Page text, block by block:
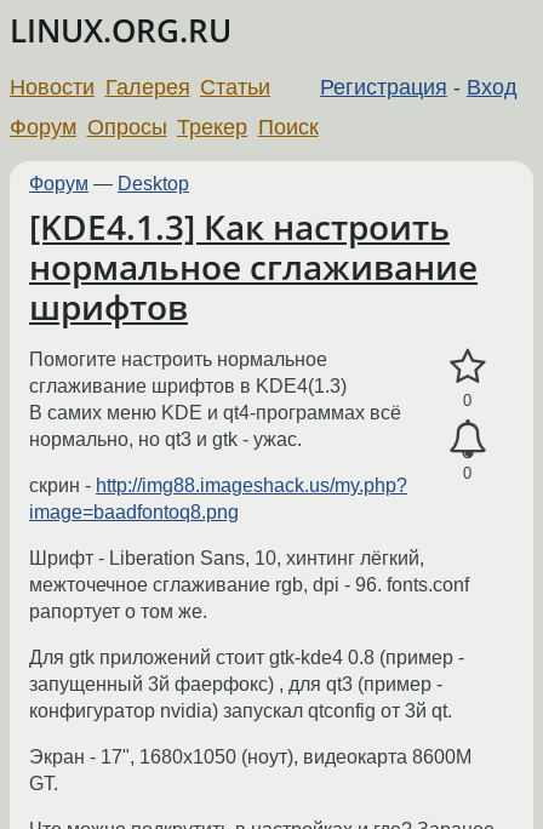
LINUX.ORG.RU
Регистрация - Вход
Новости Галерея Статьи
Форум Опросы Трекер Поиск
Форум — Desktop
[KDE4.1.3] Как настроить
нормальное сглаживание
шрифтов
0
0
Помогите настроить нормальное
сглаживание шрифтов в KDE4(1.3)
В самих меню KDE и qt4-программах всё
нормально, но qt3 и gtk - ужас.
скрин - http://img88.imageshack.us/my.php?
image=baadfontoq8.png
Шрифт - Liberation Sans, 10, хинтинг лёгкий,
межточечное сглаживание rgb, dpi - 96. fonts.conf
рапортует о том же.
Для gtk приложений стоит gtk-kde4 0.8 (пример -
запущенный 3й фаерфокс) , для qt3 (пример -
конфигуратор nvidia) запускал qtconfig от 3й qt.
Экран - 17", 1680х1050 (ноут), видеокарта 8600M
GT.